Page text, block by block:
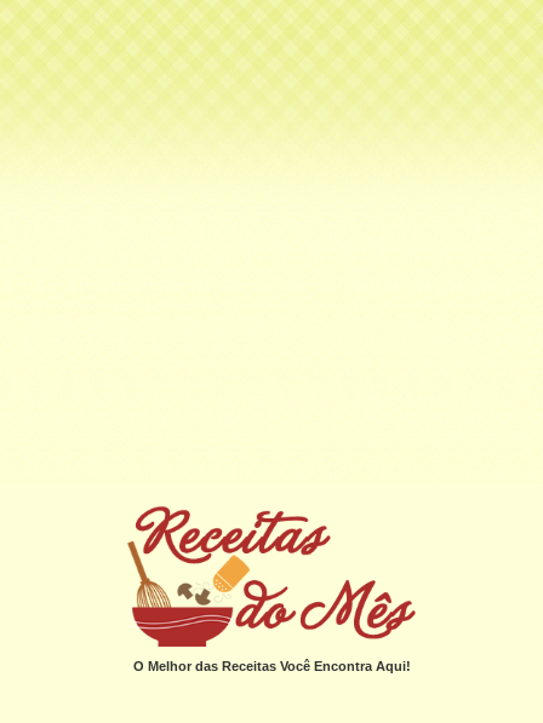
O Melhor das Receitas Você Encontra Aqui!